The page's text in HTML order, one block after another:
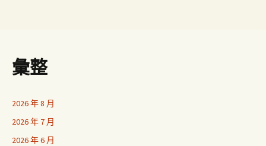
彙整
2026 年 8 月
2026 年 7 月
2026 年 6 月